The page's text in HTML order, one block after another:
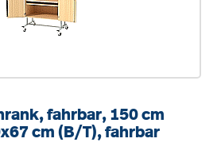
fahrbar, 150 cm
cm (B/T), fahrbar